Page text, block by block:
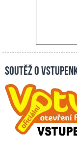
Soutěž o